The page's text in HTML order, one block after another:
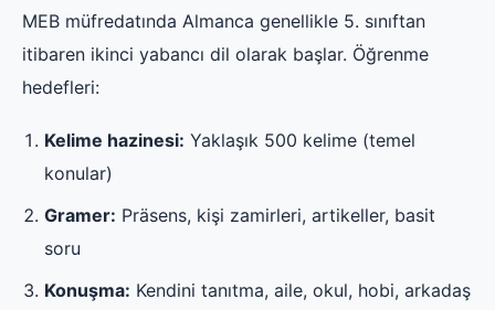
MEB müfredatında Almanca genellikle 5. sınıftan
itibaren ikinci yabancı dil olarak başlar. Öğrenme
hedefleri:
Kelime hazinesi: Yaklaşık 500 kelime (temel
konular)
Gramer: Präsens, kişi zamirleri, artikeller, basit
soru
Konuşma: Kendini tanıtma, aile, okul, hobi, arkadaş